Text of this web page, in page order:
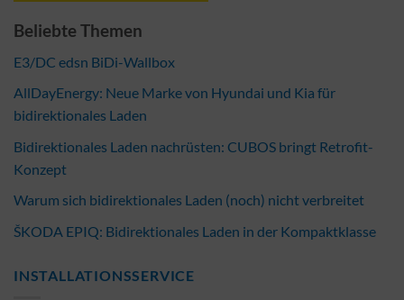
Beliebte Themen
E3/DC edsn BiDi-Wallbox
AllDayEnergy: Neue Marke von Hyundai und Kia für
bidirektionales Laden
Bidirektionales Laden nachrüsten: CUBOS bringt Retrofit-
Konzept
Warum sich bidirektionales Laden (noch) nicht verbreitet
ŠKODA EPIQ: Bidirektionales Laden in der Kompaktklasse
INSTALLATIONSSERVICE